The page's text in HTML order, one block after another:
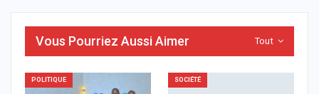
Tout
Vous Pourriez Aussi Aimer
POLITIQUE SOCIÉTÉ